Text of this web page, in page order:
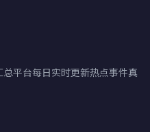
平台每日实时更新热点事件真